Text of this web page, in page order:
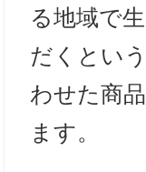
る地域で
だくとい
わせた商
ます。